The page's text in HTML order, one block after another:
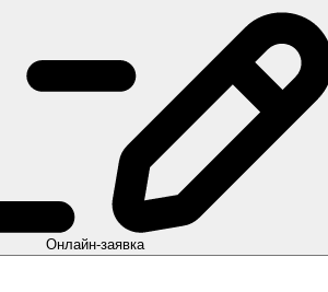
Онлайн-заявка